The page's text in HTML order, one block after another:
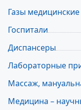
Газы
Госпитали
Диспансеры
Лабораторные
Массаж,
Медицина –